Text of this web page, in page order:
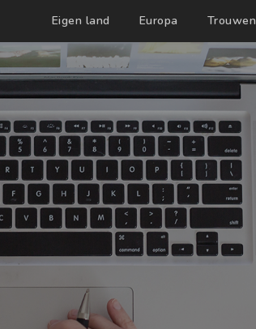
Eigen land Europa Trouwen